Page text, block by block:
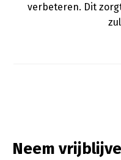
verbeteren. Dit
Neem